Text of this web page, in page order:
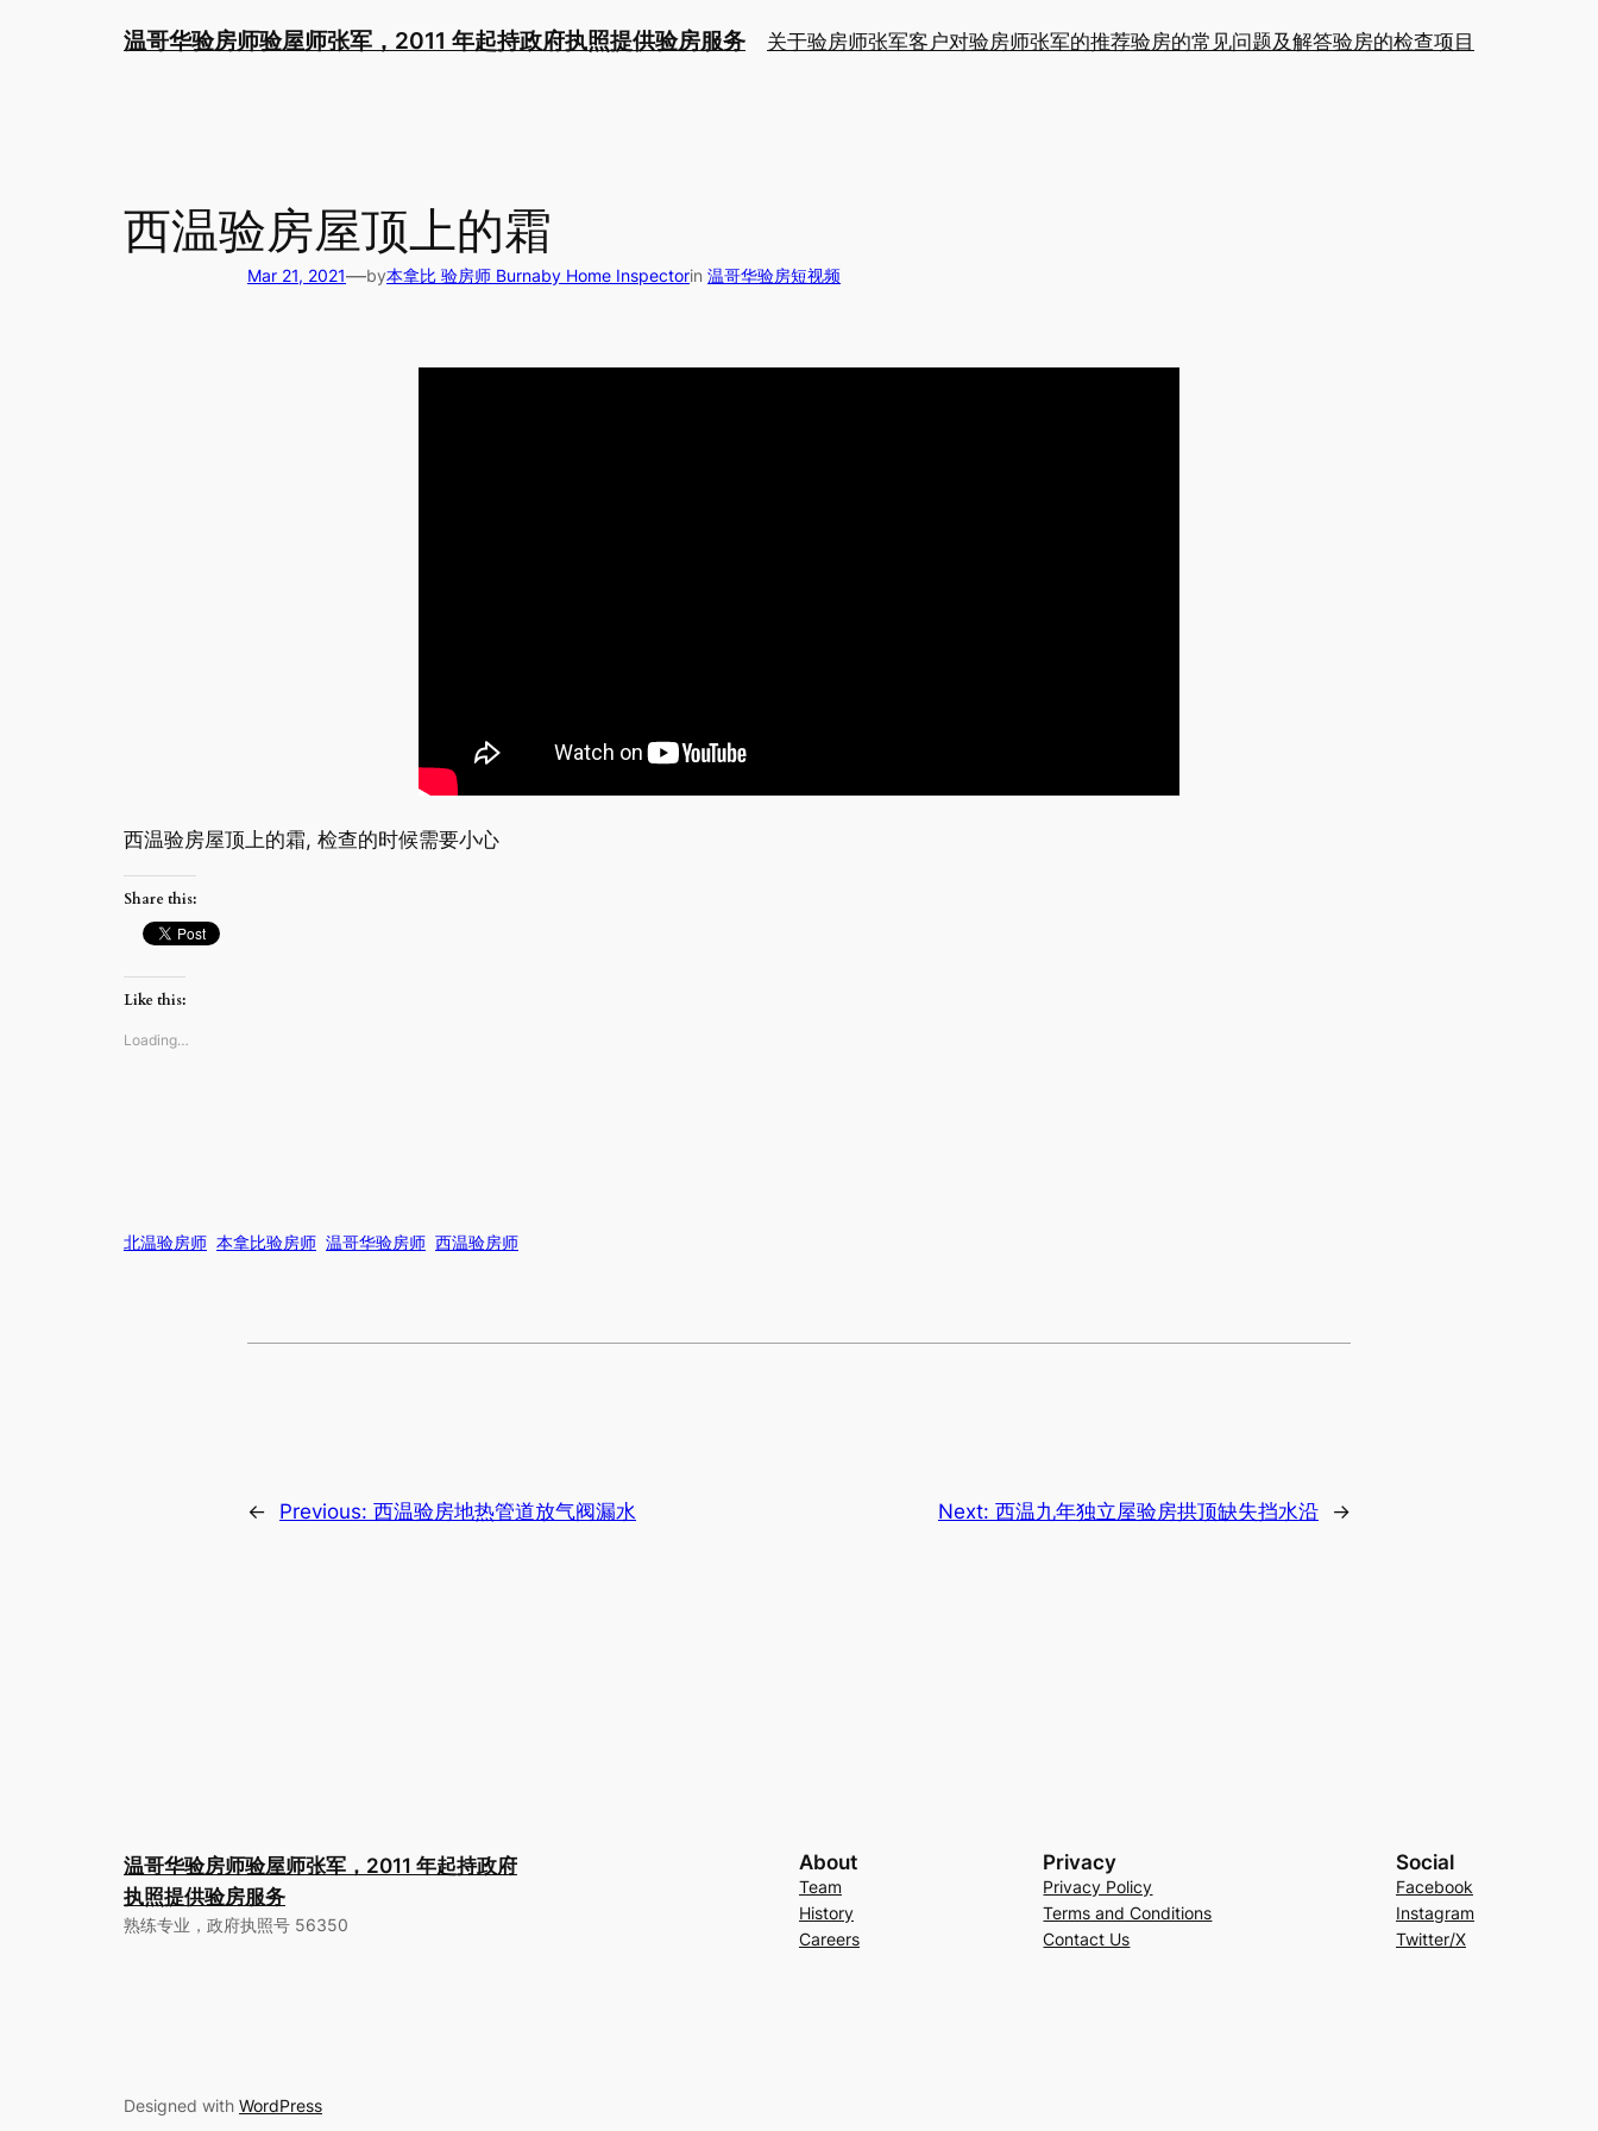
温哥华验房师验屋师张军，2011 年起持政府执照提供验房服务 关于验房师张军客户对验房师张军的推荐验房的常见问题及解答验房的检查项目
西温验房屋顶上的霜
Mar 21, 2021—by本拿比 验房师 Burnaby Home Inspectorin 温哥华验房短视频
西温验房屋顶上的霜, 检查的时候需要小心
Share this:
Like this:
Loading…
北温验房师 本拿比验房师 温哥华验房师 西温验房师
← Previous: 西温验房地热管道放气阀漏水 Next: 西温九年独立屋验房拱顶缺失挡水沿 →
温哥华验房师验屋师张军，2011 年起持政府
执照提供验房服务
熟练专业，政府执照号 56350
About
Team
History
Careers
Privacy
Privacy Policy
Terms and Conditions
Contact Us
Social
Facebook
Instagram
Twitter/X
Designed with WordPress